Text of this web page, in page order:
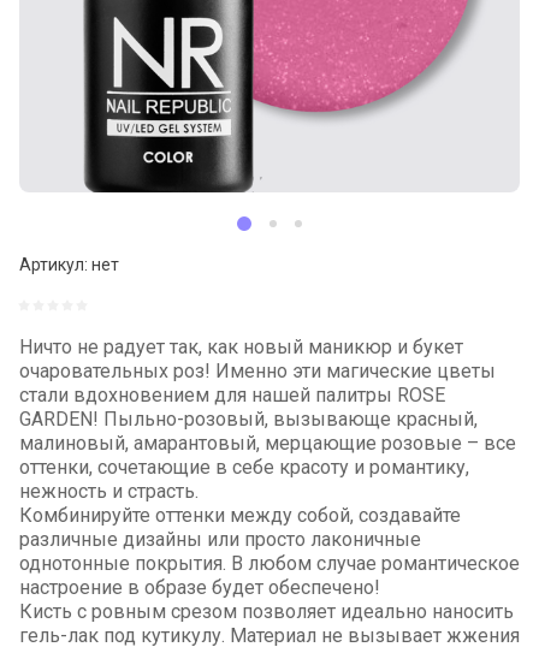
Артикул: нет
Ничто не радует так, как новый маникюр и букет
очаровательных роз! Именно эти магические цветы
стали вдохновением для нашей палитры ROSE
GARDEN! Пыльно-розовый, вызывающе красный,
малиновый, амарантовый, мерцающие розовые – все
оттенки, сочетающие в себе красоту и романтику,
нежность и страсть.
Комбинируйте оттенки между собой, создавайте
различные дизайны или просто лаконичные
однотонные покрытия. В любом случае романтическое
настроение в образе будет обеспечено!
Кисть с ровным срезом позволяет идеально наносить
гель-лак под кутикулу. Материал не вызывает жжения